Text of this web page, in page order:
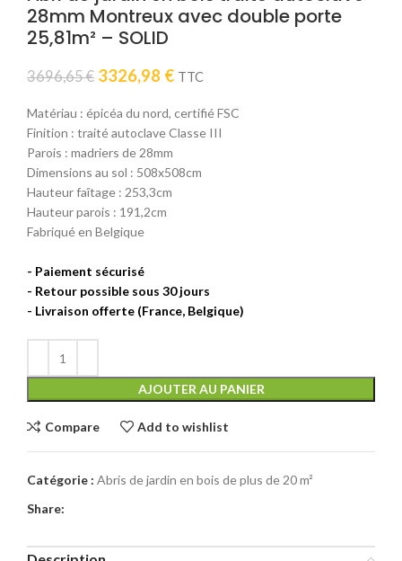
28mm Montreux avec double porte
25,81m² – SOLID
3696,65€ Le
initial
était :
3696,65 €.
3326,98 €Le
actuel
est :
TTC
Matériau : épicéa du nord, certifié FSC
Finition : traité autoclave Classe III
Parois : madriers de 28mm
Dimensions au sol : 508x508cm
Hauteur faîtage : 253,3cm
Hauteur parois : 191,2cm
Fabriqué en Belgique
AJOUTER AU PANIER
Compare Add to wishlist
Catégorie : Abris de jardin en bois de plus de 20 m²
Share: